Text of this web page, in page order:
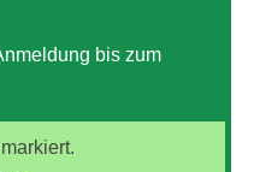
bis zum